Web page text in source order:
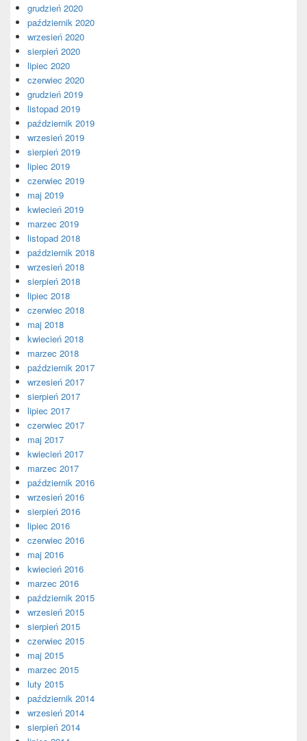
grudzień 2020
październik 2020
wrzesień 2020
sierpień 2020
lipiec 2020
czerwiec 2020
grudzień 2019
listopad 2019
październik 2019
wrzesień 2019
sierpień 2019
lipiec 2019
czerwiec 2019
maj 2019
kwiecień 2019
marzec 2019
listopad 2018
październik 2018
wrzesień 2018
sierpień 2018
lipiec 2018
czerwiec 2018
maj 2018
kwiecień 2018
marzec 2018
październik 2017
wrzesień 2017
sierpień 2017
lipiec 2017
czerwiec 2017
maj 2017
kwiecień 2017
marzec 2017
październik 2016
wrzesień 2016
sierpień 2016
lipiec 2016
czerwiec 2016
maj 2016
kwiecień 2016
marzec 2016
październik 2015
wrzesień 2015
sierpień 2015
czerwiec 2015
maj 2015
marzec 2015
luty 2015
październik 2014
wrzesień 2014
sierpień 2014